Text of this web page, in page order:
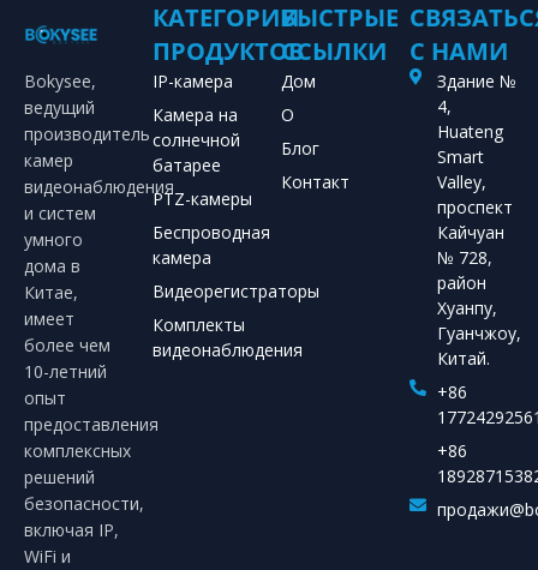
Bokysee,
ведущий
производитель
камер
видеонаблюдения
и систем
умного
дома в
Китае,
имеет
более чем
10-летний
опыт
предоставления
комплексных
решений
безопасности,
включая IP,
WiFi и
КАТЕГОРИИ
ПРОДУКТОВ
IP-камера
Камера на
солнечной
батарее
PTZ-камеры
Беспроводная
камера
Видеорегистраторы
Комплекты
видеонаблюдения
БЫСТРЫЕ
ССЫЛКИ
Дом
О
Блог
Контакт
С НАМИ
Здание №
4,
Huateng
Smart
Valley,
проспект
Кайчуан
№ 728,
район
Хуанпу,
Гуанчжоу,
Китай.
+86
+86